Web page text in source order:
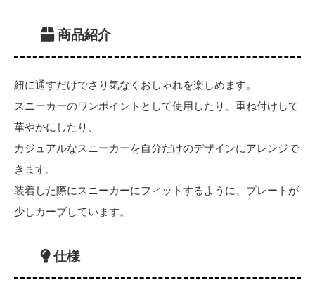
商品紹介
紐に通すだけでさり気なくおしゃれを楽しめます。
スニーカーのワンポイントとして使用したり、重ね付けして
華やかにしたり、
カジュアルなスニーカーを自分だけのデザインにアレンジで
きます。
装着した際にスニーカーにフィットするように、プレートが
少しカーブしています。
仕様